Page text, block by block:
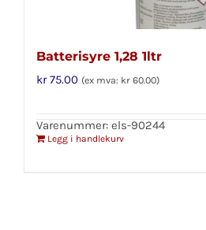
Batterisyre 1,28 1ltr
kr75.00 (ex mva: kr 60.00)
Varenummer: els-90244
Legg i handlekurv